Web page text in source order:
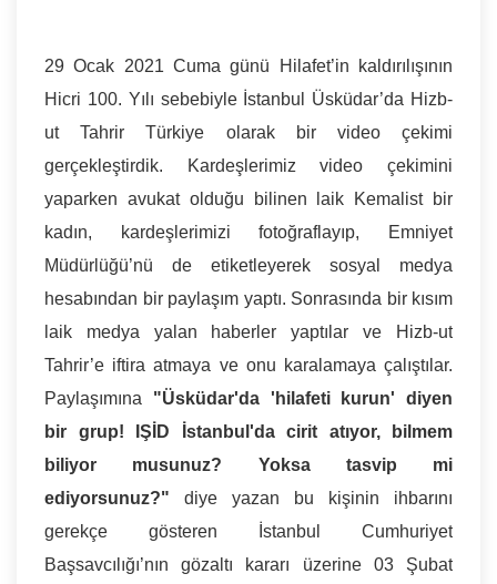
29 Ocak 2021 Cuma günü Hilafet’in kaldırılışının
Hicri 100. Yılı sebebiyle İstanbul Üsküdar’da Hizb-
ut Tahrir Türkiye olarak bir video çekimi
gerçekleştirdik. Kardeşlerimiz video çekimini
yaparken avukat olduğu bilinen laik Kemalist bir
kadın, kardeşlerimizi fotoğraflayıp, Emniyet
Müdürlüğü’nü de etiketleyerek sosyal medya
hesabından bir paylaşım yaptı. Sonrasında bir kısım
laik medya yalan haberler yaptılar ve Hizb-ut
Tahrir’e iftira atmaya ve onu karalamaya çalıştılar.
Paylaşımına "Üsküdar'da 'hilafeti kurun' diyen
bir grup! IŞİD İstanbul'da cirit atıyor, bilmem
biliyor musunuz? Yoksa tasvip mi
ediyorsunuz?" diye yazan bu kişinin ihbarını
gerekçe gösteren İstanbul Cumhuriyet
Başsavcılığı’nın gözaltı kararı üzerine 03 Şubat